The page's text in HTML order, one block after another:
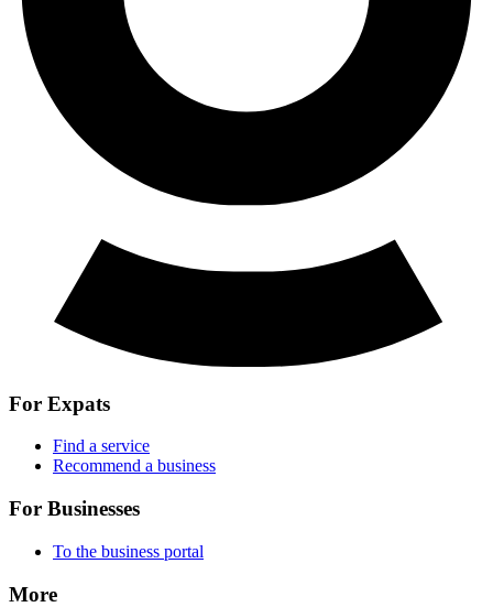
For Expats
Find a service
Recommend a business
For Businesses
To the business portal
More